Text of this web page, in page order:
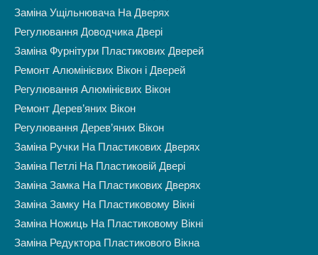
Заміна Ущільнювача На Дверях
Регулювання Доводчика Двері
Заміна Фурнітури Пластикових Дверей
Ремонт Алюмінієвих Вікон і Дверей
Регулювання Алюмінієвих Вікон
Ремонт Дерев’яних Вікон
Регулювання Дерев’яних Вікон
Заміна Ручки На Пластикових Дверях
Заміна Петлі На Пластиковій Двері
Заміна Замка На Пластикових Дверях
Заміна Замку На Пластиковому Вікні
Заміна Ножиць На Пластиковому Вікні
Заміна Редуктора Пластикового Вікна